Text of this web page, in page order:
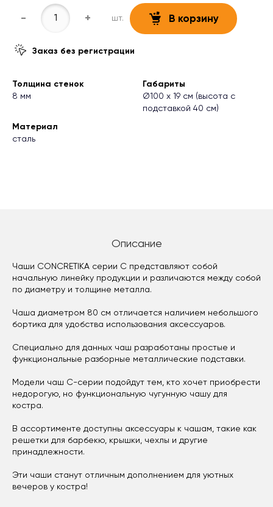
- + шт. В корзину
Заказ без регистрации
Толщина стенок
8 мм
Габариты
Ø100 х 19 см (высота с
подставкой 40 см)
Материал
сталь
Описание
Чаши CONCRETIKA серии C представляют собой
начальную линейку продукции и различаются между собой
по диаметру и толщине металла.
Чаша диаметром 80 см отличается наличием небольшого
бортика для удобства использования аксессуаров.
Специально для данных чаш разработаны простые и
функциональные разборные металлические подставки.
Модели чаш С-серии подойдут тем, кто хочет приобрести
недорогую, но функциональную чугунную чашу для
костра.
В ассортименте доступны аксессуары к чашам, такие как
решетки для барбекю, крышки, чехлы и другие
принадлежности.
Эти чаши станут отличным дополнением для уютных
вечеров у костра!